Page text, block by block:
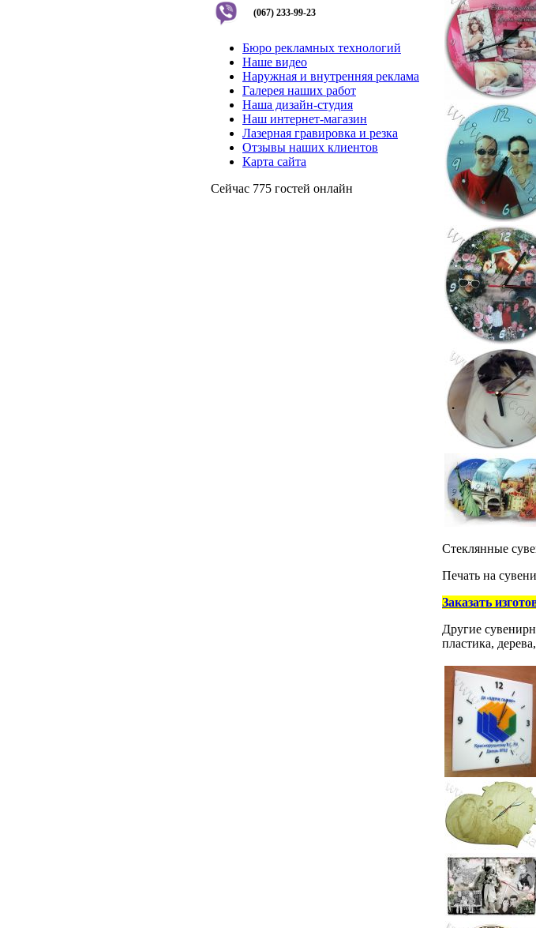
(067) 233-99-23
Бюро рекламных технологий
Наше видео
Наружная и внутренняя реклама
Галерея наших работ
Наша дизайн-студия
Наш интернет-магазин
Лазерная гравировка и резка
Отзывы наших клиентов
Карта сайта
Сейчас 775 гостей онлайн
Стеклянные
Печать на
Заказать
Другие
пластика,